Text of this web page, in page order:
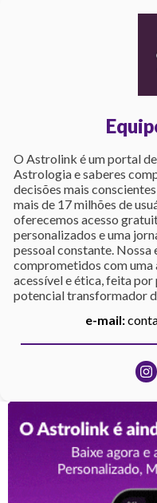
O Astrolink é um portal
Astrologia e saberes
decisões mais
mais de 17 milhões de
oferecemos acesso
personalizados e uma
pessoal constante.
comprometidos com
acessível e ética, feita por
potencial transformador
e-mail: